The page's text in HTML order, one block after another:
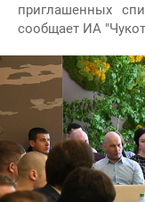
приглашенных
сообщает ИА